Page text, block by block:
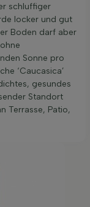
schluffiger
locker und gut
Boden darf aber
Sonne pro
‘Caucasica’
gesundes
Standort
Terrasse, Patio,